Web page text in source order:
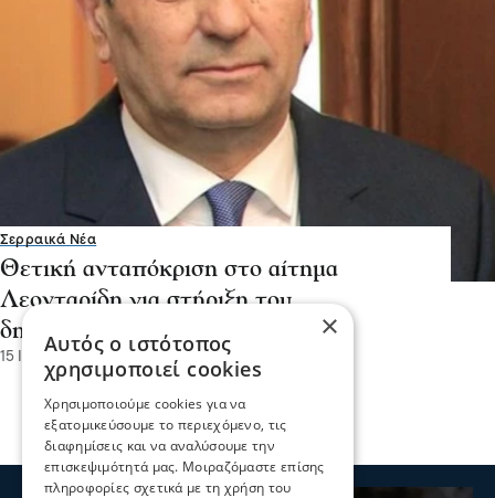
Σερραικά Νέα
Θετική ανταπόκριση στο αίτημα
Λεονταρίδη για στήριξη του
δημογραφικού στις Σέρρες
15 Ιου 2026, 22:33
×
Αυτός ο ιστότοπος
χρησιμοποιεί cookies
Χρησιμοποιούμε cookies για να
εξατομικεύσουμε το περιεχόμενο, τις
διαφημίσεις και να αναλύσουμε την
επισκεψιμότητά μας. Μοιραζόμαστε επίσης
πληροφορίες σχετικά με τη χρήση του